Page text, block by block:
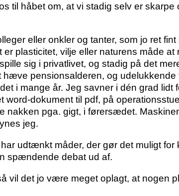
til håbet om, at vi stadig selv er
eller onkler og tanter, som jo ret
plasticitet, vilje eller naturens måde
sig i privatlivet, og stadig på det
pensionsalderen, og
i mange år. Jeg savner i dén grad
word-dokument til pdf, på
nakken pga. gigt, i førersædet.
jeg.
udtænkt måder, der gør det muligt
spændende debat ud af.
vil det jo være meget oplagt, at nogen